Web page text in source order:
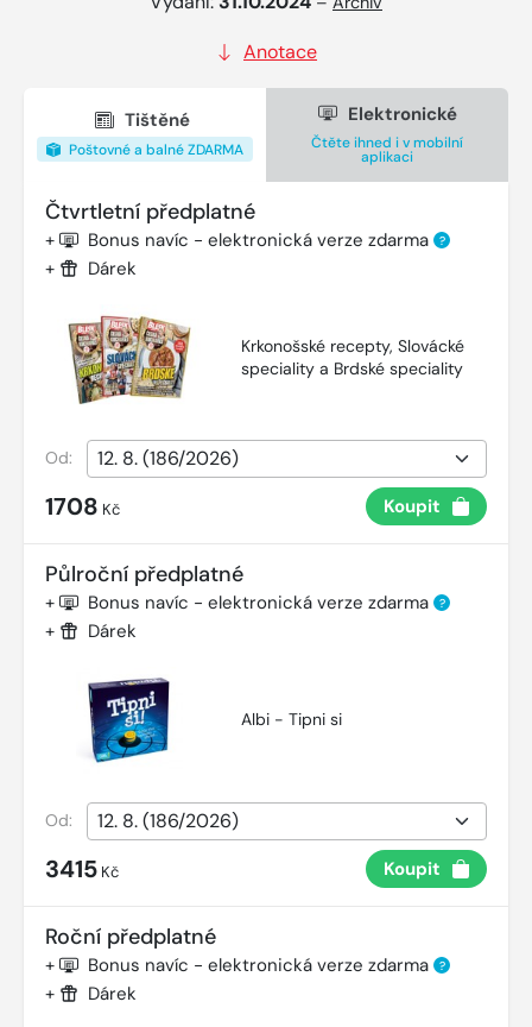
Anotace
Tištěné
Poštovné a balné ZDARMA
Elektronické
Čtěte ihned i v mobilní
aplikaci
Čtvrtletní předplatné
+ Bonus navíc - elektronická verze zdarma ?
+ Dárek
Krkonošské recepty, Slovácké
speciality a Brdské speciality
Od:
1708 Kč Koupit
Půlroční předplatné
+ Bonus navíc - elektronická verze zdarma ?
+ Dárek
Albi - Tipni si
Od:
3415 Kč Koupit
Roční předplatné
+ Bonus navíc - elektronická verze zdarma ?
+ Dárek